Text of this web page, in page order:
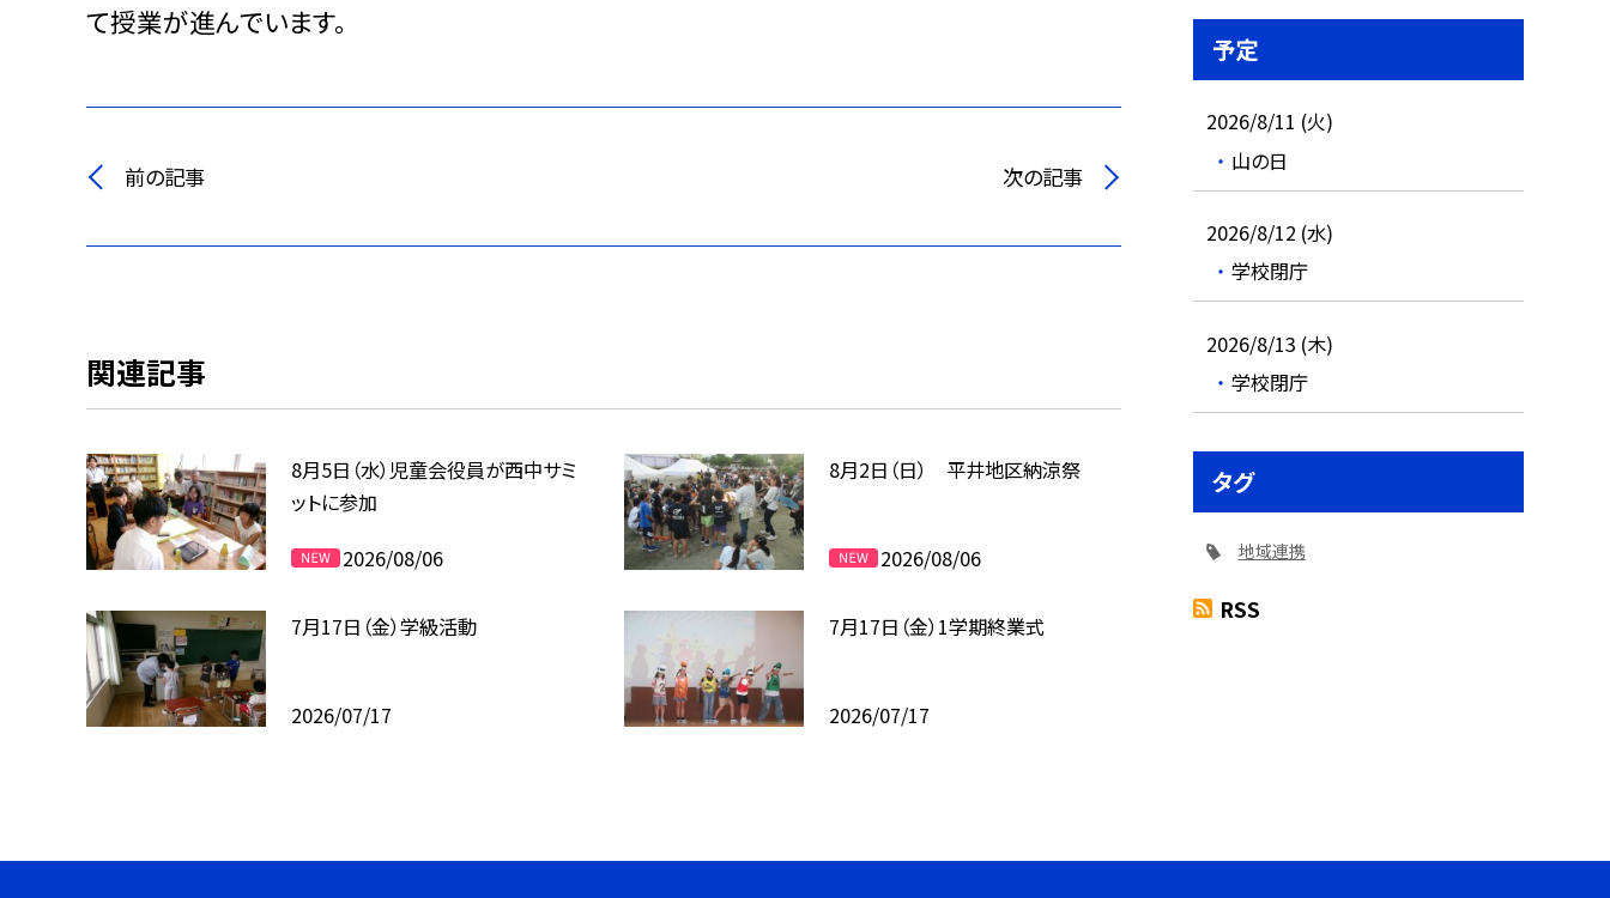
て授業が進んでいます。
前の記事 次の記事
関連記事
8月5日（水）児童会役員が西中サミ
ットに参加
2026/08/06
8月2日（日） 平井地区納涼祭
2026/08/06
7月17日（金）学級活動
2026/07/17
7月17日（金）1学期終業式
2026/07/17
予定
2026/8/11 (火)
山の日
2026/8/12 (水)
学校閉庁
2026/8/13 (木)
学校閉庁
タグ
地域連携
RSS